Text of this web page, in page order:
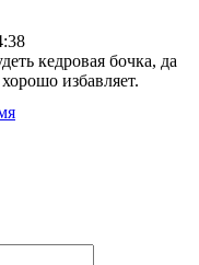
кедровая бочка, да
избавляет.